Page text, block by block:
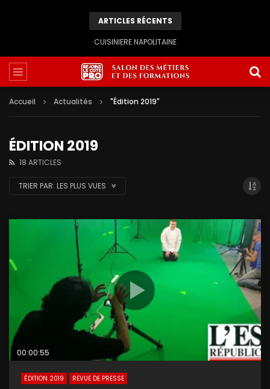
ARTICLES RÉCENTS
CUISINIERE NAPOLITAINE
Accueil Actualités "Édition 2019"
ÉDITION 2019
18 ARTICLES
TRIER PAR: LES PLUS VUES
00:00:55
ÉDITION 2019 REVUE DE PRESSE